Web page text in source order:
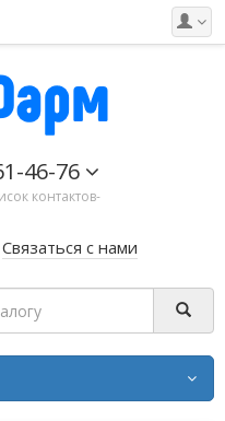
46-76
контактов-
Связаться с нами